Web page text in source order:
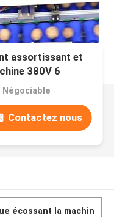
assortissant et
380V 6
Négociable
Contactez nous
écossant la machin